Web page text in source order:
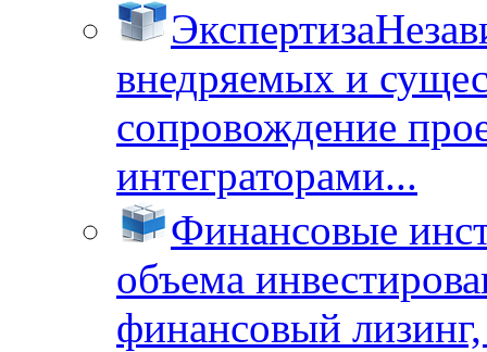
Экспертиза
внедряемых и
сопровождение
интеграторами...
Финансовые
объема
финансовый